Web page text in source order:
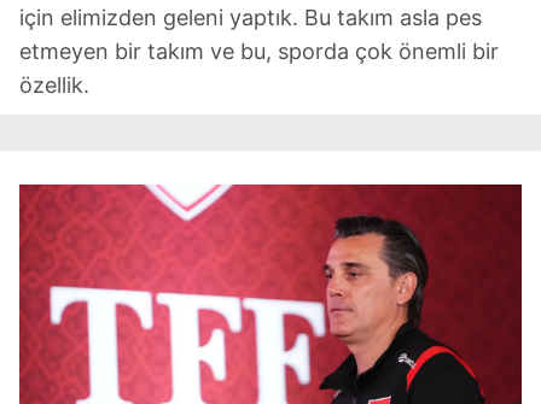
için elimizden geleni yaptık. Bu takım asla pes
etmeyen bir takım ve bu, sporda çok önemli bir
özellik.